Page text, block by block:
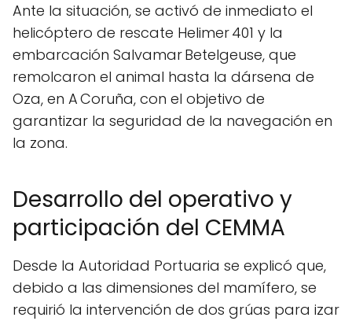
Ante la situación, se activó de inmediato el
helicóptero de rescate Helimer 401 y la
embarcación Salvamar Betelgeuse, que
remolcaron el animal hasta la dársena de
Oza, en A Coruña, con el objetivo de
garantizar la seguridad de la navegación en
la zona.
Desarrollo del operativo y
participación del CEMMA
Desde la Autoridad Portuaria se explicó que,
debido a las dimensiones del mamífero, se
requirió la intervención de dos grúas para izar